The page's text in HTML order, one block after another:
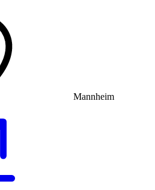
Mannheim